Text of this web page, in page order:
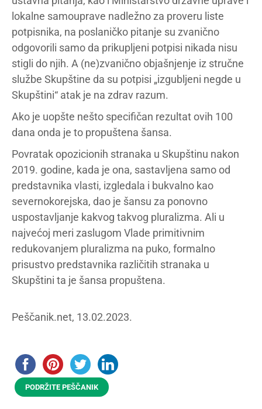
lokalne samouprave nadležno za proveru liste
potpisnika, na poslaničko pitanje su zvanično
odgovorili samo da prikupljeni potpisi nikada nisu
stigli do njih. A (ne)zvanično objašnjenje iz stručne
službe Skupštine da su potpisi „izgubljeni negde u
Skupštini“ atak je na zdrav razum.
Ako je uopšte nešto specifičan rezultat ovih 100
dana onda je to propuštena šansa.
Povratak opozicionih stranaka u Skupštinu nakon
2019. godine, kada je ona, sastavljena samo od
predstavnika vlasti, izgledala i bukvalno kao
severnokorejska, dao je šansu za ponovno
uspostavljanje kakvog takvog pluralizma. Ali u
najvećoj meri zaslugom Vlade primitivnim
redukovanjem pluralizma na puko, formalno
prisustvo predstavnika različitih stranaka u
Skupštini ta je šansa propuštena.
Peščanik.net, 13.02.2023.
PODRŽITE PEŠČANIK